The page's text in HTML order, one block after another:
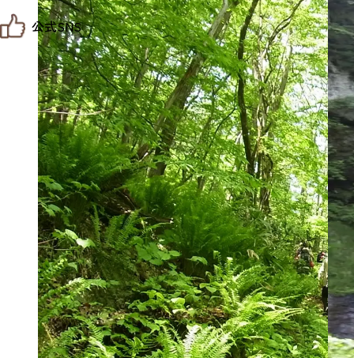
お知らせ
お問い合わせ
教育旅行
観光マップ
せんだい旅日和とは
サイト利用規約
プライバシーポリシー
サイトマップ
仙臺写真館フォトギャラリー
公式SNS
せんだい旅日和 X
せんだい旅日和 Instagram
せんだい旅日和 Facebook
仙台旅先体験コレクション Facebook
仙台旅先体験コレクション Instagaram